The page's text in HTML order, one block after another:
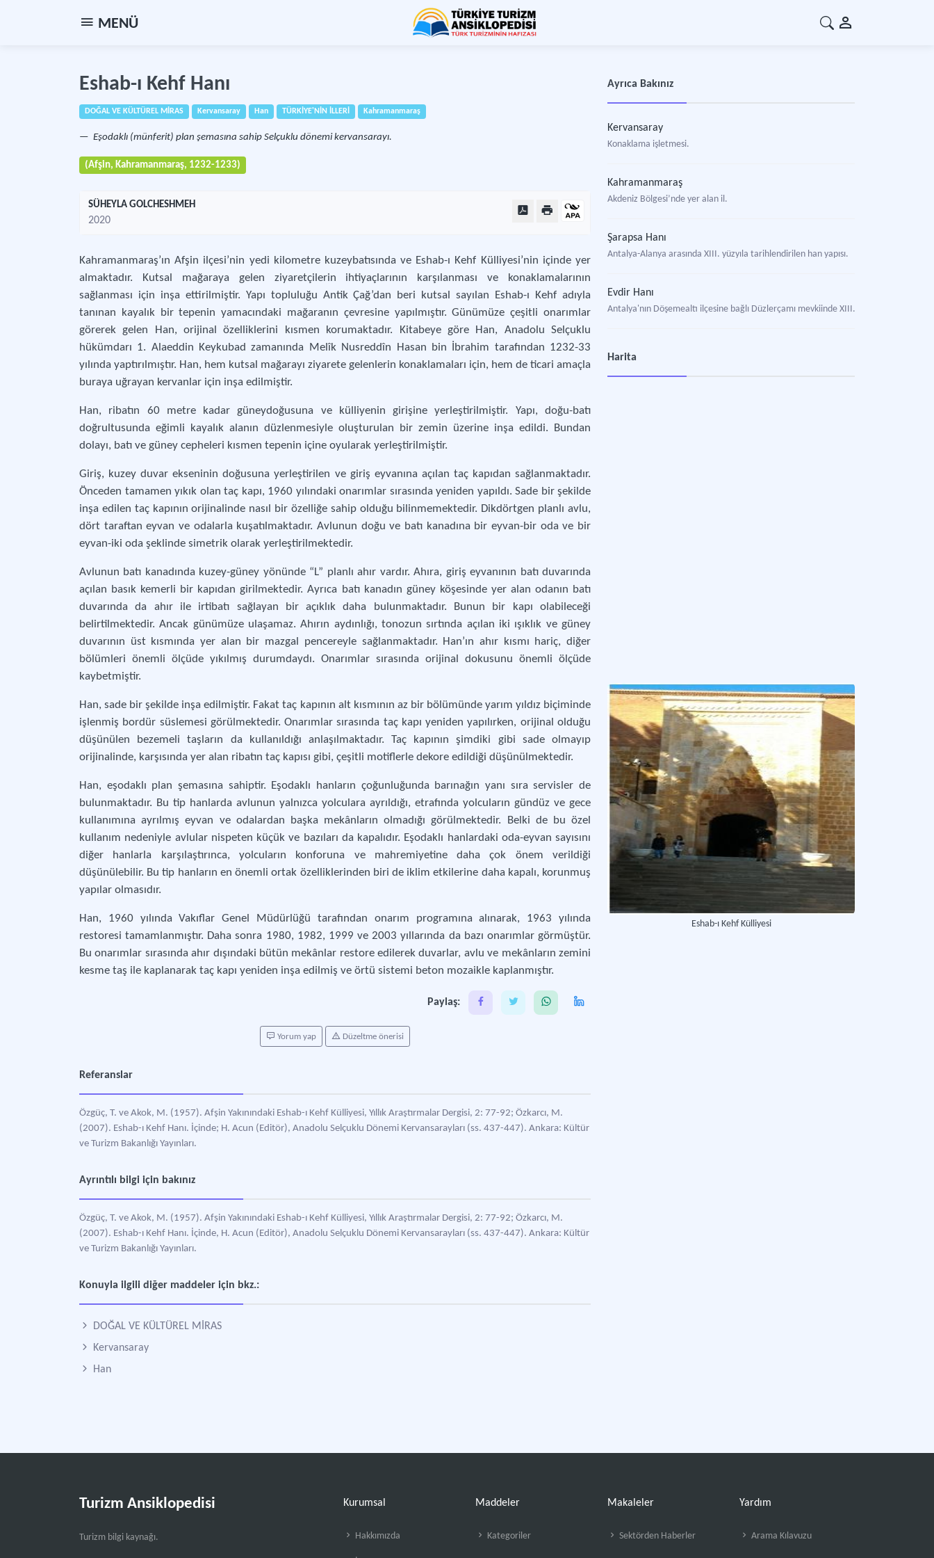
MENÜ
Eshab-ı Kehf Hanı
DOĞAL VE KÜLTÜREL MİRAS Kervansaray Han TÜRKİYE'NİN İLLERİ Kahramanmaraş
Eşodaklı (münferit) plan şemasına sahip Selçuklu dönemi kervansarayı.
(Afşin, Kahramanmaraş, 1232-1233)
SÜHEYLA GOLCHESHMEH
2020
Kahramanmaraş’ın Afşin ilçesi’nin yedi kilometre kuzeybatısında ve Eshab-ı Kehf Külliyesi’nin içinde yer
almaktadır. Kutsal mağaraya gelen ziyaretçilerin ihtiyaçlarının karşılanması ve konaklamalarının
sağlanması için inşa ettirilmiştir. Yapı topluluğu Antik Çağ’dan beri kutsal sayılan Eshab-ı Kehf adıyla
tanınan kayalık bir tepenin yamacındaki mağaranın çevresine yapılmıştır. Günümüze çeşitli onarımlar
görerek gelen Han, orijinal özelliklerini kısmen korumaktadır. Kitabeye göre Han, Anadolu Selçuklu
hükümdarı 1. Alaeddin Keykubad zamanında Melîk Nusreddîn Hasan bin İbrahim tarafından 1232-33
yılında yaptırılmıştır. Han, hem kutsal mağarayı ziyarete gelenlerin konaklamaları için, hem de ticari amaçla
buraya uğrayan kervanlar için inşa edilmiştir.
Han, ribatın 60 metre kadar güneydoğusuna ve külliyenin girişine yerleştirilmiştir. Yapı, doğu-batı
doğrultusunda eğimli kayalık alanın düzlenmesiyle oluşturulan bir zemin üzerine inşa edildi. Bundan
dolayı, batı ve güney cepheleri kısmen tepenin içine oyularak yerleştirilmiştir.
Giriş, kuzey duvar ekseninin doğusuna yerleştirilen ve giriş eyvanına açılan taç kapıdan sağlanmaktadır.
Önceden tamamen yıkık olan taç kapı, 1960 yılındaki onarımlar sırasında yeniden yapıldı. Sade bir şekilde
inşa edilen taç kapının orijinalinde nasıl bir özelliğe sahip olduğu bilinmemektedir. Dikdörtgen planlı avlu,
dört taraftan eyvan ve odalarla kuşatılmaktadır. Avlunun doğu ve batı kanadına bir eyvan-bir oda ve bir
eyvan-iki oda şeklinde simetrik olarak yerleştirilmektedir.
Avlunun batı kanadında kuzey-güney yönünde “L” planlı ahır vardır. Ahıra, giriş eyvanının batı duvarında
açılan basık kemerli bir kapıdan girilmektedir. Ayrıca batı kanadın güney köşesinde yer alan odanın batı
duvarında da ahır ile irtibatı sağlayan bir açıklık daha bulunmaktadır. Bunun bir kapı olabileceği
belirtilmektedir. Ancak günümüze ulaşamaz. Ahırın aydınlığı, tonozun sırtında açılan iki ışıklık ve güney
duvarının üst kısmında yer alan bir mazgal pencereyle sağlanmaktadır. Han’ın ahır kısmı hariç, diğer
bölümleri önemli ölçüde yıkılmış durumdaydı. Onarımlar sırasında orijinal dokusunu önemli ölçüde
kaybetmiştir.
Han, sade bir şekilde inşa edilmiştir. Fakat taç kapının alt kısmının az bir bölümünde yarım yıldız biçiminde
işlenmiş bordür süslemesi görülmektedir. Onarımlar sırasında taç kapı yeniden yapılırken, orijinal olduğu
düşünülen bezemeli taşların da kullanıldığı anlaşılmaktadır. Taç kapının şimdiki gibi sade olmayıp
orijinalinde, karşısında yer alan ribatın taç kapısı gibi, çeşitli motiflerle dekore edildiği düşünülmektedir.
Han, eşodaklı plan şemasına sahiptir. Eşodaklı hanların çoğunluğunda barınağın yanı sıra servisler de
bulunmaktadır. Bu tip hanlarda avlunun yalnızca yolculara ayrıldığı, etrafında yolcuların gündüz ve gece
kullanımına ayrılmış eyvan ve odalardan başka mekânların olmadığı görülmektedir. Belki de bu özel
kullanım nedeniyle avlular nispeten küçük ve bazıları da kapalıdır. Eşodaklı hanlardaki oda-eyvan sayısını
diğer hanlarla karşılaştırınca, yolcuların konforuna ve mahremiyetine daha çok önem verildiği
düşünülebilir. Bu tip hanların en önemli ortak özelliklerinden biri de iklim etkilerine daha kapalı, korunmuş
yapılar olmasıdır.
Han, 1960 yılında Vakıflar Genel Müdürlüğü tarafından onarım programına alınarak, 1963 yılında
restoresi tamamlanmıştır. Daha sonra 1980, 1982, 1999 ve 2003 yıllarında da bazı onarımlar görmüştür.
Bu onarımlar sırasında ahır dışındaki bütün mekânlar restore edilerek duvarlar, avlu ve mekânların zemini
kesme taş ile kaplanarak taç kapı yeniden inşa edilmiş ve örtü sistemi beton mozaikle kaplanmıştır.
Paylaş:
Yorum yap Düzeltme önerisi
Referanslar
Özgüç, T. ve Akok, M. (1957). Afşin Yakınındaki Eshab-ı Kehf Külliyesi, Yıllık Araştırmalar Dergisi, 2: 77-92; Özkarcı, M.
(2007). Eshab-ı Kehf Hanı. İçinde; H. Acun (Editör), Anadolu Selçuklu Dönemi Kervansarayları (ss. 437-447). Ankara: Kültür
ve Turizm Bakanlığı Yayınları.
Ayrıntılı bilgi için bakınız
Özgüç, T. ve Akok, M. (1957). Afşin Yakınındaki Eshab-ı Kehf Külliyesi, Yıllık Araştırmalar Dergisi, 2: 77-92; Özkarcı, M.
(2007). Eshab-ı Kehf Hanı. İçinde, H. Acun (Editör), Anadolu Selçuklu Dönemi Kervansarayları (ss. 437-447). Ankara: Kültür
ve Turizm Bakanlığı Yayınları.
Konuyla ilgili diğer maddeler için bkz.:
DOĞAL VE KÜLTÜREL MİRAS
Kervansaray
Han
Ayrıca Bakınız
Kervansaray
Konaklama işletmesi.
Kahramanmaraş
Akdeniz Bölgesi’nde yer alan il.
Şarapsa Hanı
Antalya-Alanya arasında XIII. yüzyıla tarihlendirilen han yapısı.
Evdir Hanı
Antalya'nın Döşemealtı ilçesine bağlı Düzlerçamı mevkiinde XIII. yüzyıla
Harita
Eshab-ı Kehf Külliyesi
Turizm Ansiklopedisi
Turizm bilgi kaynağı.
Kurumsal
Hakkımızda
Maddeler
Kategoriler
Makaleler
Sektörden Haberler
Yardım
Arama Kılavuzu